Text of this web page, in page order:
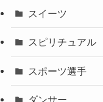
スイーツ
スピリチュアル
スポーツ選手
ダンサー